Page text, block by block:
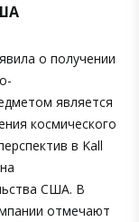
о получении
является
космического
в Kall
США. В
отмечают